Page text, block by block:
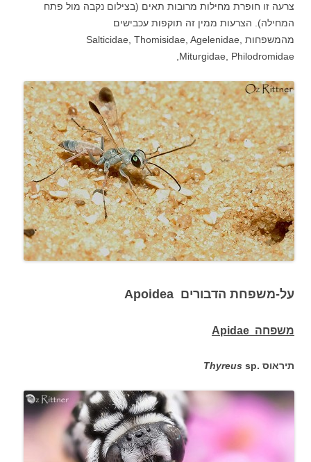
צרעה זו חופרת מחילות מרובות תאים (בצילום נקבה מול פתח
המחילה). הצרעות ממין זה תוקפות עכבישים
מהמשפחות Salticidae, Thomisidae, Agelenidae,
Miturgidae, Philodromidae,
על-משפחת הדבורים Apoidea
משפחה Apidae
Thyreus sp. תיראוס